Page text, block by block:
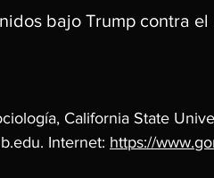
bajo Trump contra
California State
. Internet: https://